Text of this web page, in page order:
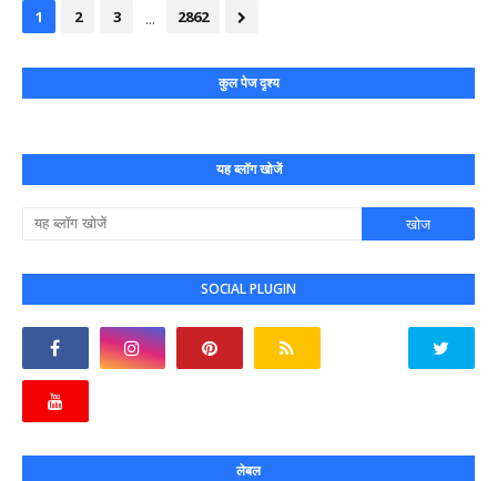
1 2 3 ... 2862
कुल पेज दृश्य
यह ब्लॉग खोजें
SOCIAL PLUGIN
लेबल